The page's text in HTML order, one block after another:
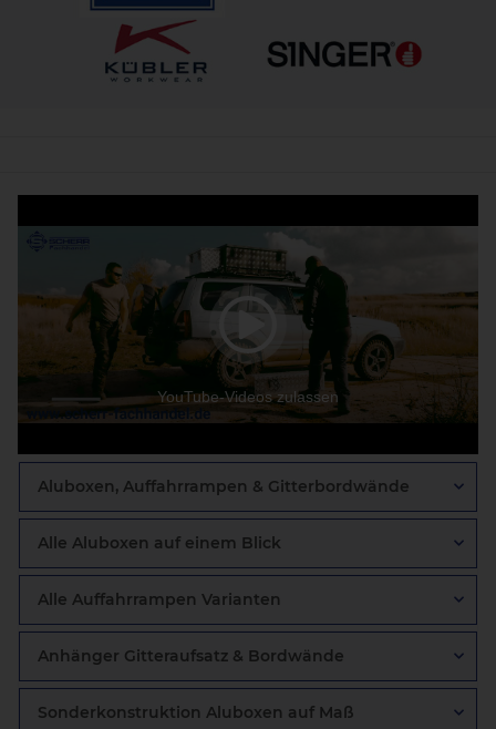
YouTube-Videos zulassen
Aluboxen, Auffahrrampen & Gitterbordwände
Alle Aluboxen auf einem Blick
Alle Auffahrrampen Varianten
Anhänger Gitteraufsatz & Bordwände
Sonderkonstruktion Aluboxen auf Maß